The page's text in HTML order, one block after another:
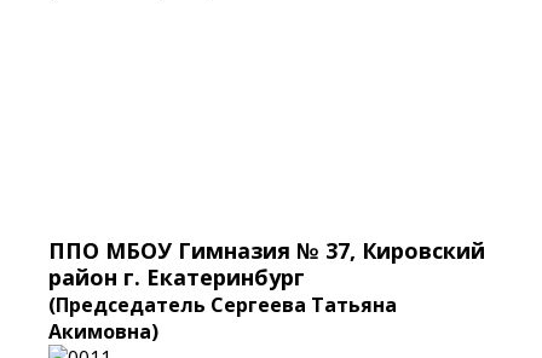
ППО МБОУ Гимназия № 37, Кировский
район г. Екатеринбург
(Председатель Сергеева Татьяна
Акимовна)